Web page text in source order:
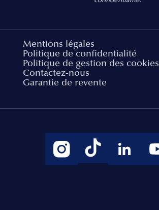
Mentions légales
Politique de confidentialité
Politique de gestion des cookies
Contactez-nous
Garantie de revente